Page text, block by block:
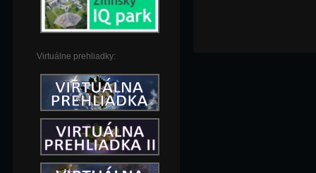
Virtuálne prehliadky: